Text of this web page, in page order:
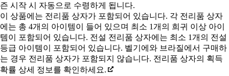
즌 시작 시 자동으로 수령하게 됩니다.
이 상품에는 전리품 상자가 포함되어 있습니다. 각 전리품 상자
에는 총 4개의 아이템이 들어 있으며 최소 1개의 희귀 이상 아이
템이 포함되어 있습니다. 전설 전리품 상자에는 최소 1개의 전설
등급 아이템이 포함되어 있습니다. 벨기에와 브라질에서 구매하
는 경우 전리품 상자가 포함되지 않습니다. 전리품 상자의 획득
확률 상세 정보를 확인하세요.